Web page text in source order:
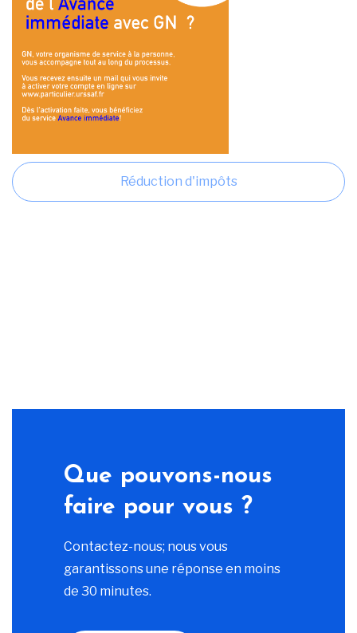
Réduction d'impôts
Que pouvons-nous
faire pour vous ?
Contactez-nous; nous vous
garantissons une réponse en moins
de 30 minutes.